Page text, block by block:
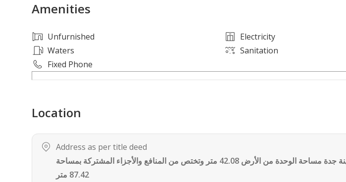
• تشطيبات عالية الجودة
الضمانات:
إشراف هندسي
ضمان أعمال العزل
تأمين ملاذ (10 سنوات ضد العيوب الخفية)
ضمانات اكسسوارات الكهرباء
ضمانات المواد الصحية
ضمان الأبواب WPC
Amenities
Unfurnished
Electricity
Waters
Sanitation
Fixed Phone
Location
Address as per title deed
حي الروضة بمدينة جدة مساحة الوحدة من الأرض 42.08 متر وتختص من المنافع والأجزاء المشتركة بمساحة
87.42 متر